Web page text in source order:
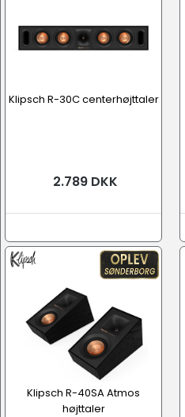
Klipsch R-30C centerhøjttaler
2.789 DKK
Klipsch R-40SA Atmos
højttaler